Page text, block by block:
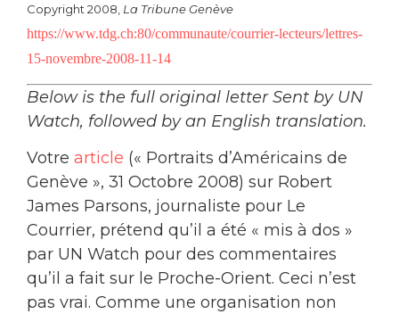
Copyright 2008, La Tribune Genève
https://www.tdg.ch:80/communaute/courrier-lecteurs/lettres-
15-novembre-2008-11-14
Below is the full original letter Sent by UN
Watch, followed by an English translation.
Votre article (« Portraits d’Américains de
Genève », 31 Octobre 2008) sur Robert
James Parsons, journaliste pour Le
Courrier, prétend qu’il a été « mis à dos »
par UN Watch pour des commentaires
qu’il a fait sur le Proche-Orient. Ceci n’est
pas vrai. Comme une organisation non